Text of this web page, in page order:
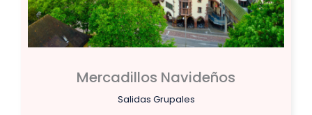
Mercadillos Navideños
Salidas Grupales